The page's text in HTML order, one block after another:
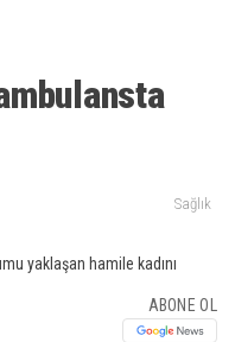
Sağlık
ABONE OL